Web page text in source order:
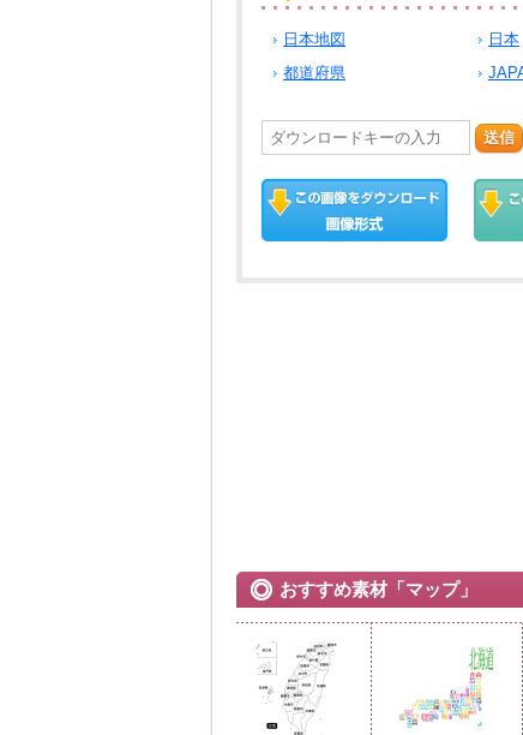
日本地図 日本
都道府県
送信
おすすめ素材「マップ」